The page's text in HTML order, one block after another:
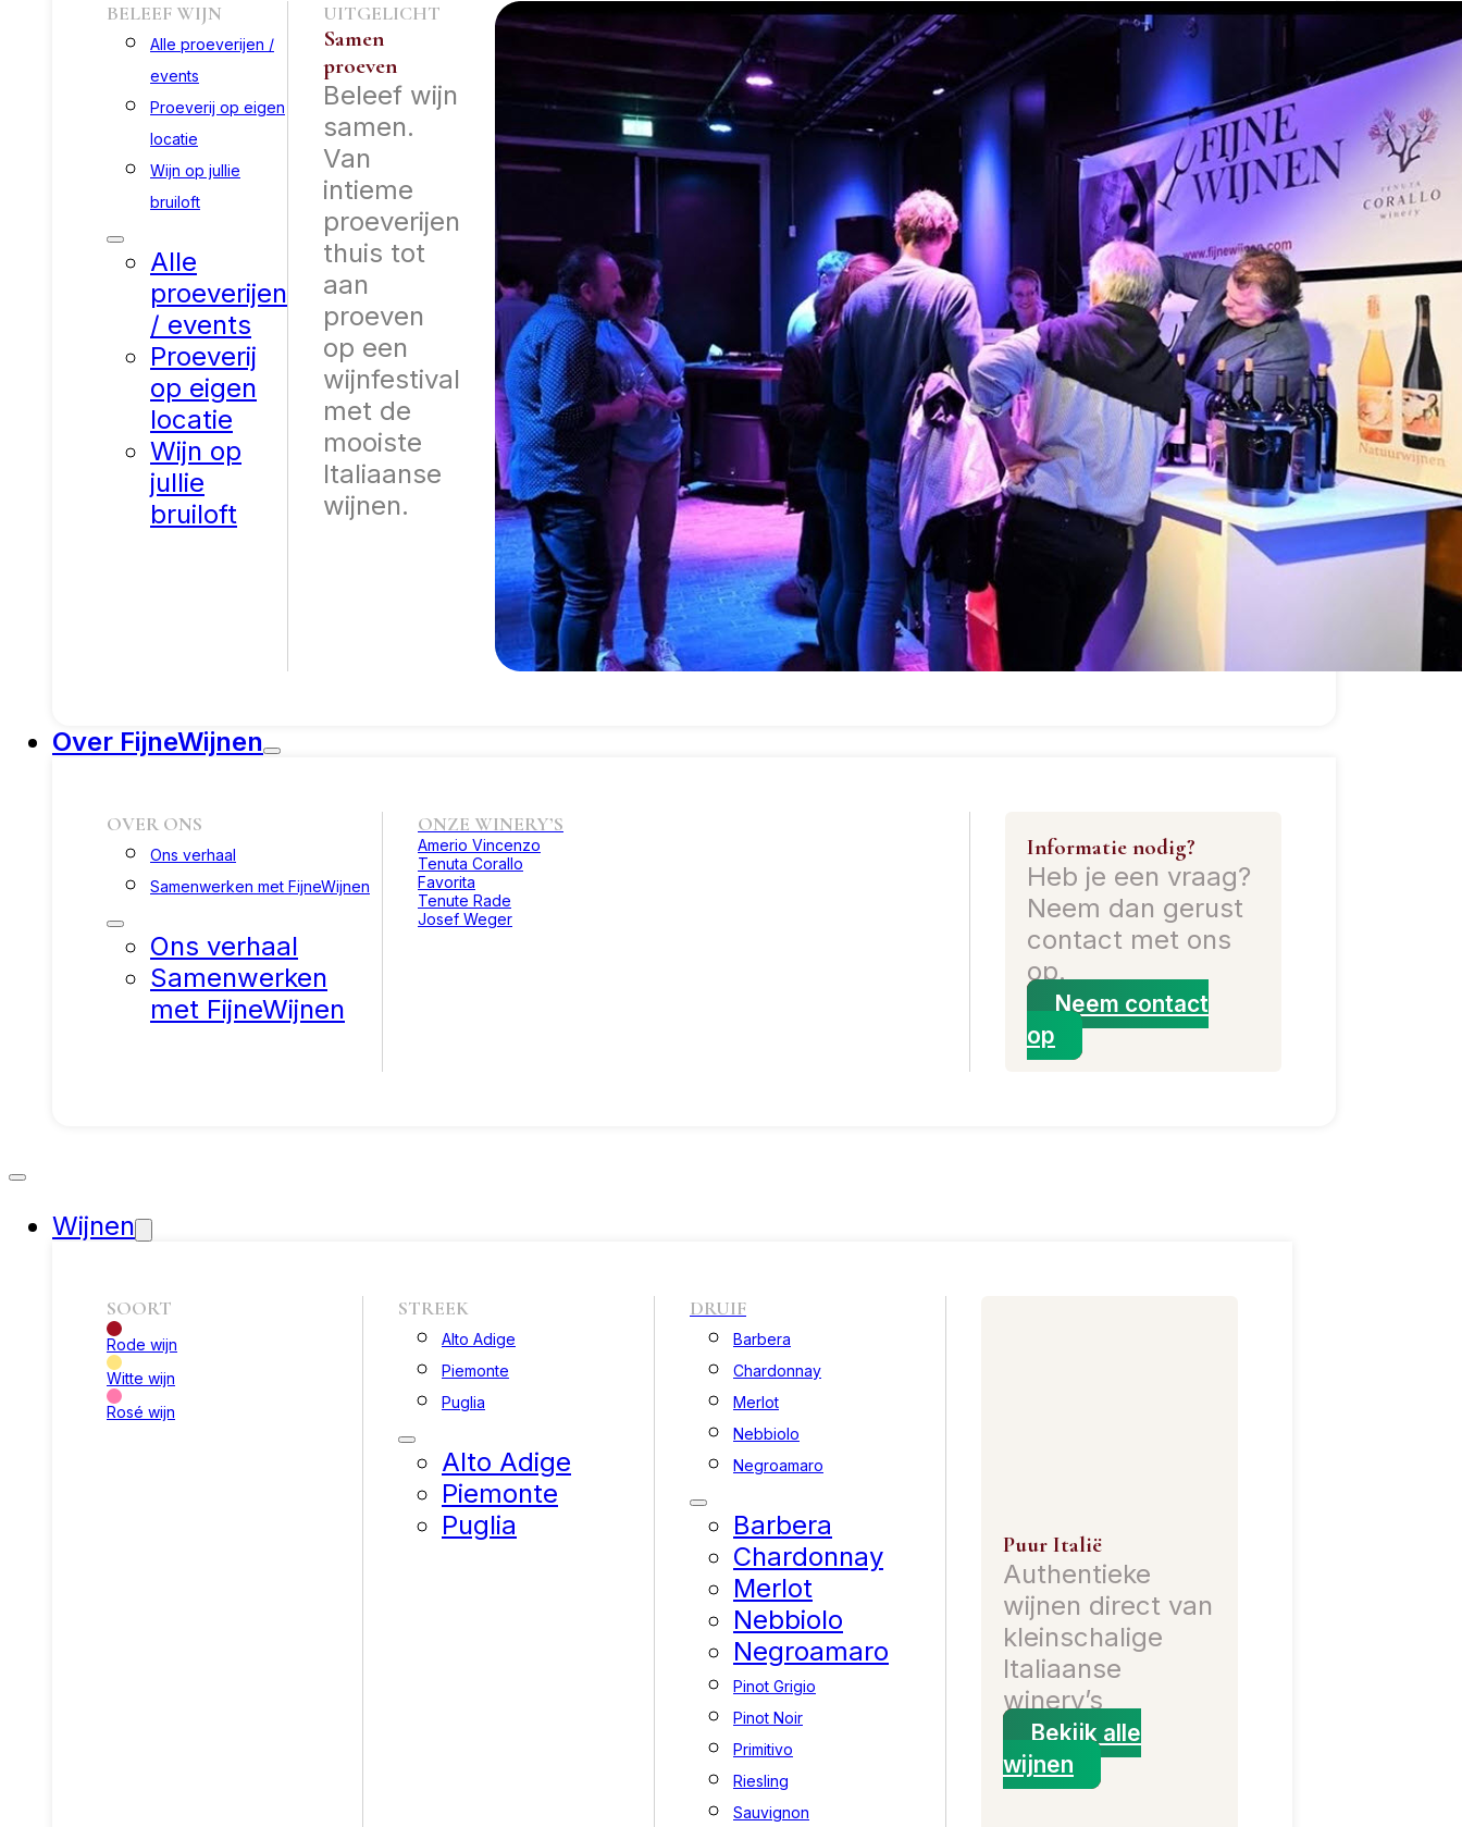
BELEEF WIJN
Alle proeverijen /
events
Proeverij op eigen
locatie
Wijn op jullie
bruiloft
Alle
proeverijen
/ events
Proeverij
op eigen
locatie
Wijn op
jullie
bruiloft
UITGELICHT
Samen
proeven
Beleef wijn
samen.
Van
intieme
proeverijen
thuis tot
aan
proeven
op een
wijnfestival
met de
mooiste
Italiaanse
wijnen.
Over FijneWijnen
OVER ONS
Ons verhaal
Samenwerken met FijneWijnen
Ons verhaal
Samenwerken
met FijneWijnen
ONZE WINERY’S
Amerio Vincenzo
Tenuta Corallo
Favorita
Tenute Rade
Josef Weger
Informatie nodig?
Heb je een vraag?
Neem dan gerust
contact met ons
op.
Neem contact
op
Wijnen
SOORT
Rode wijn
Witte wijn
Rosé wijn
STREEK
Alto Adige
Piemonte
Puglia
Alto Adige
Piemonte
Puglia
DRUIF
Barbera
Chardonnay
Merlot
Nebbiolo
Negroamaro
Barbera
Chardonnay
Merlot
Nebbiolo
Negroamaro
Pinot Grigio
Pinot Noir
Primitivo
Riesling
Sauvignon
Puur Italië
Authentieke
wijnen direct van
kleinschalige
Italiaanse
winery’s
Bekijk alle
wijnen